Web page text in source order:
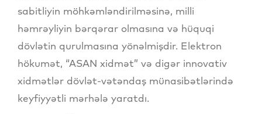
sabitliyin möhkəmləndirilməsinə, milli
həmrəyliyin bərqərar olmasına və hüquqi
dövlətin qurulmasına yönəlmişdir. Elektron
hökumət, “ASAN xidmət” və digər innovativ
xidmətlər dövlət-vətəndaş münasibətlərində
keyfiyyətli mərhələ yaratdı.